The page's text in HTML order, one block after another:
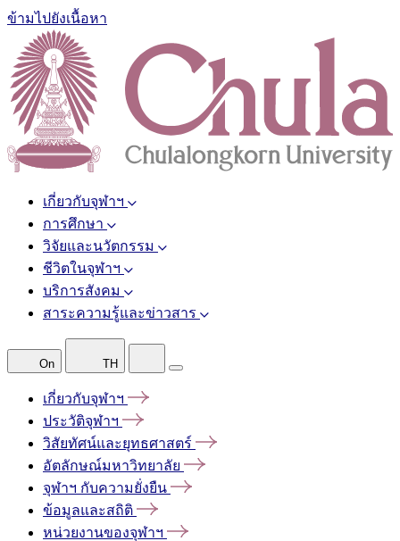
ข้ามไปยังเนื้อหา
เกี่ยวกับจุฬาฯ
การศึกษา
วิจัยและนวัตกรรม
ชีวิตในจุฬาฯ
บริการสังคม
สาระความรู้และข่าวสาร
On TH
เกี่ยวกับจุฬาฯ
ประวัติจุฬาฯ
วิสัยทัศน์และยุทธศาสตร์
อัตลักษณ์มหาวิทยาลัย
จุฬาฯ กับความยั่งยืน
ข้อมูลและสถิติ
หน่วยงานของจุฬาฯ